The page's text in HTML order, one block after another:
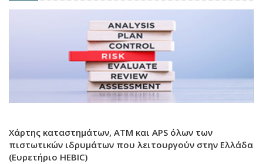
Χάρτης καταστημάτων, ATM και APS όλων των
πιστωτικών ιδρυμάτων που λειτουργούν στην Ελλάδα
(Ευρετήριο HEBIC)